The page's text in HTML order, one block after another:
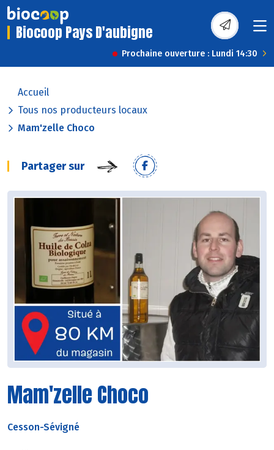
Biocoop Pays D'aubigne
Prochaine ouverture : Lundi 14:30
Accueil
Tous nos producteurs locaux
Mam'zelle Choco
Partager sur
Mam'zelle Choco
Cesson-Sévigné